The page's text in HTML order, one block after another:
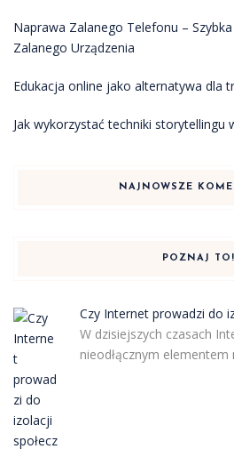
Naprawa Zalanego Telefonu –
Zalanego Urządzenia
Edukacja online jako alternatywa dla
Jak wykorzystać techniki storytellingu
NAJNOWSZE
POZNAJ TO!
Czy Internet prowadzi do
W dzisiejszych czasach
nieodłącznym